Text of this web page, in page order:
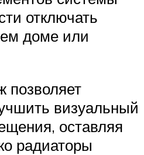
отключать
доме или
позволяет
визуальный
оставляя
радиаторы